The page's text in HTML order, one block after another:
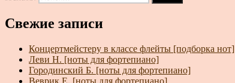
Свежие записи
Концертмейстеру в классе флейты [подборка нот]
Леви Н. [ноты для фортепиано]
Городинский Б. [ноты для фортепиано]
Веврик Е. [ноты для фортепиано]